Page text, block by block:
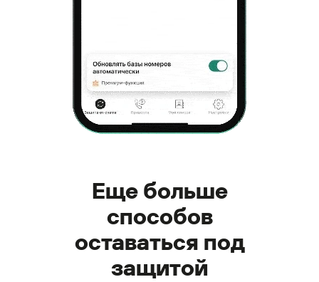
Еще больше
способов
оставаться под
защитой